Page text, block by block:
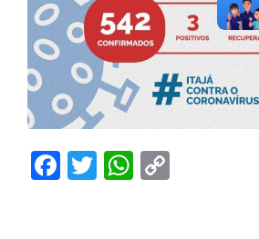
Facebook
TwitterWhatsApp